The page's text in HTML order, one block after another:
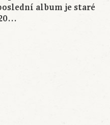
album je staré